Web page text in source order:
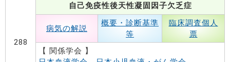
288
自己免疫性後天性凝固因子欠乏症
病気の解説
概要・診断基準
等
臨床調査個人
票
【 関係学会 】